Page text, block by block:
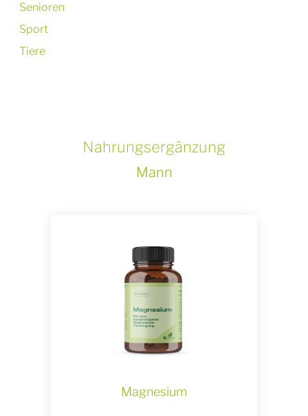
Senioren
Sport
Tiere
Nahrungsergänzung
Mann
Magnesium